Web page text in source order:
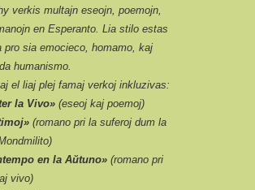
verkis multajn eseojn, poemojn,
en Esperanto. Lia stilo estas
pro sia emocieco, homamo, kaj
humanismo.
el liaj plej famaj verkoj inkluzivas:
la Vivo» (eseoj kaj poemoj)
(romano pri la suferoj dum la
en la Aŭtuno» (romano pri
vivo)